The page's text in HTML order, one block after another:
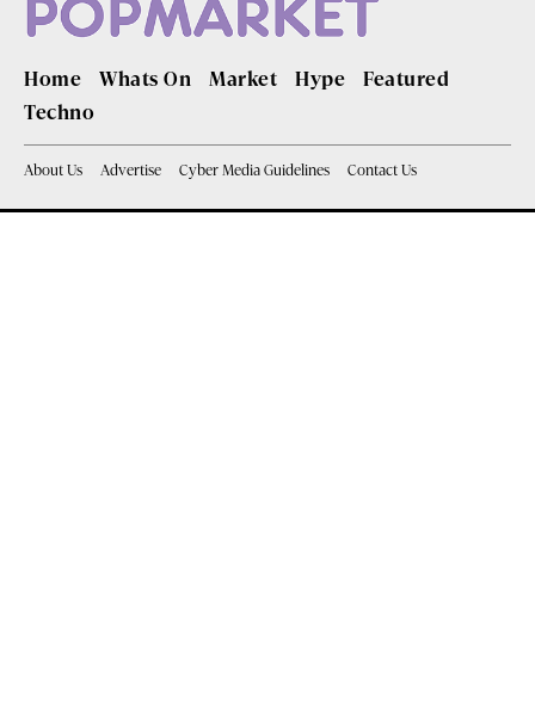
Home Whats On Market Hype
Featured
Techno
About Us Advertise Cyber Media Guidelines Contact Us